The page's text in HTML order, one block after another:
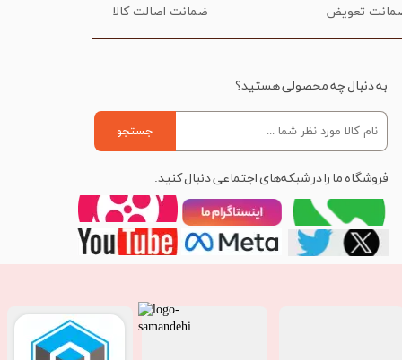
ضمانت اصالت کالا
به دنبال چه محصولی هستید؟
جستجو
فروشگاه ما را در شبکه‌های اجتماعی دنبال کنید: